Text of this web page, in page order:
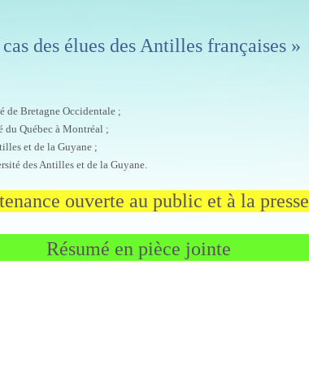
des élues des Antilles françaises »
de Bretagne Occidentale ;
du Québec à Montréal ;
et de la Guyane ;
des Antilles et de la Guyane.
ouverte au public et à la presse
Résumé en pièce jointe